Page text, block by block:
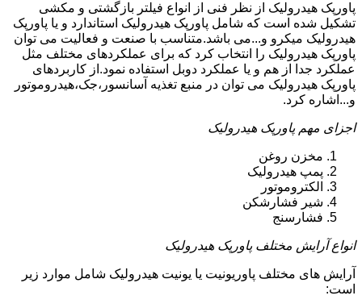
پاورپک هیدرولیک از نظر فنی از انواع فیلتر بازگشتی و مکشی
تشکیل شده است که شامل پاورپک هیدرولیک استاندارد و یا پاورپک
هیدرولیک میکرو و...می باشد.متناسب با صنعت و فعالیت می توان
پاورپک هیدرولیک را انتخاب کرد که برای عملکردهای مختلف مثل
عملکرد جدا از هم و یا عملکرد دوبل استفاده نمود.از کاربردهای
پاورپک هیدرولیک می توان در منبع تغذیه آسانسور،جک،هیدروموتور
و...اشاره کرد.
اجزای مهم پاورپک هیدرولیک
مخزن روغن
پمپ هیدرولیک
الکتروموتور
شیر فشارشکن
فشارسنج
انواع آرایش مختلف پاورپک هیدرولیک
آرایش های مختلف پاوریونیت یا یونیت هیدرولیک شامل موارد زیر
است: